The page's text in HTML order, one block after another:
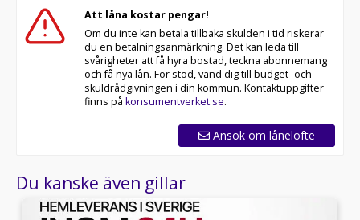
Med korta lagertider försvinner våra bilar snabbt! Ring
oss idag för att reservera din bil: 013-480 22 00 . Vi
erbjuder även skräddarsydd finansiering och 14 dagars
fri försäkring från Folksam.
Se hur vi genomför våra tester här:
Välkomna!
Att låna kostar pengar!
Om du inte kan betala tillbaka skulden i tid riskerar
du en betalningsanmärkning. Det kan leda till
svårigheter att få hyra bostad, teckna abonnemang
och få nya lån. För stöd, vänd dig till budget- och
skuldrådgivningen i din kommun. Kontaktuppgifter
finns på konsumentverket.se.
Ansök om lånelöfte
Du kanske även gillar